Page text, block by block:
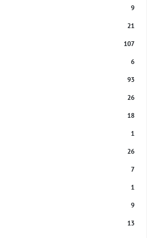
9
21
107
6
93
26
18
1
26
7
1
9
13